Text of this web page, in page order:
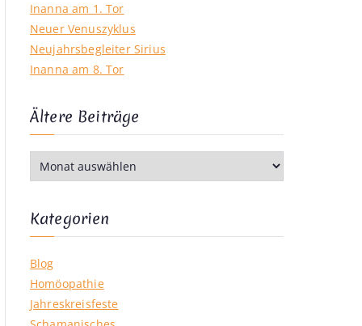
Inanna am 1. Tor
Neuer Venuszyklus
Neujahrsbegleiter Sirius
Inanna am 8. Tor
Ältere Beiträge
l
e
r
B
e
i
Kategorien
Blog
Homöopathie
Jahreskreisfeste